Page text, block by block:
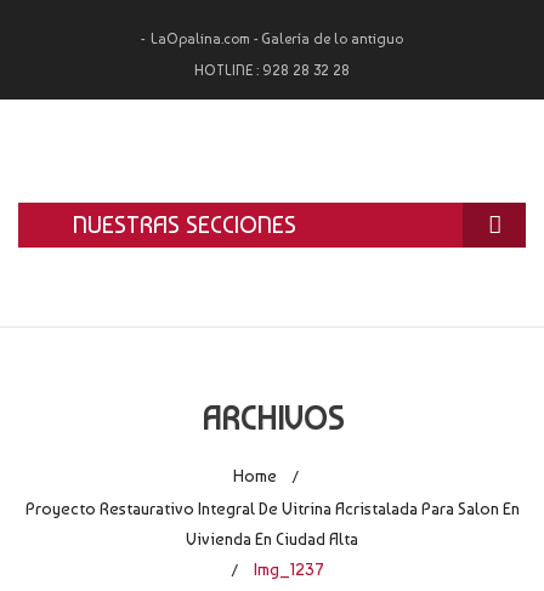
LaOpalina.com - Galería de lo antiguo
HOTLINE : 928 28 32 28
NUESTRAS SECCIONES
LA OPALINA
TASACIÓN Y COMPRA
ARCHIVOS
Home /
Proyecto Restaurativo Integral De Vitrina Acristalada Para Salon En
Vivienda En Ciudad Alta
/ Img_1237